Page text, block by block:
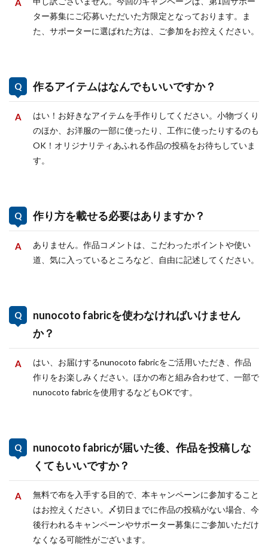
ター募集にご応募いただいた方限定となっております。ま
た、サポーターに選ばれた方は、ご参加をお控えください。
作るアイテムはなんでもいいですか？
はい！お好きなアイテムを手作りしてください。小物づくり
のほか、お洋服の一部に使ったり、工作に使ったりするのも
OK！オリジナリティあふれる作品の投稿をお待ちしていま
す。
作り方を載せる必要はありますか？
ありません。作品コメントは、こだわったポイントや使い
道、気に入っているところなど、自由に記述してください。
nunocoto fabricを使わなければいけません
か？
はい、お届けするnunocoto fabricをご活用いただき、作品
作りをお楽しみください。ほかの布と組み合わせて、一部で
nunocoto fabricを使用するなどもOKです。
nunocoto fabricが届いた後、作品を投稿しな
くてもいいですか？
無料で布を入手する目的で、本キャンペーンに参加すること
はお控えください。〆切日までに作品の投稿がない場合、今
後行われるキャンペーンやサポーター募集にご参加いただけ
なくなる可能性がございます。